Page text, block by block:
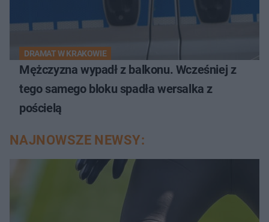
DRAMAT W KRAKOWIE
Mężczyzna wypadł z balkonu. Wcześniej z
tego samego bloku spadła wersalka z
pościelą
NAJNOWSZE NEWSY: